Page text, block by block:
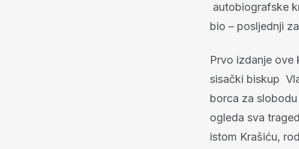
autobiografske
bio – posljednji
Prvo izdanje ove
sisački biskup
borca za
ogleda sva
istom Krašiću,